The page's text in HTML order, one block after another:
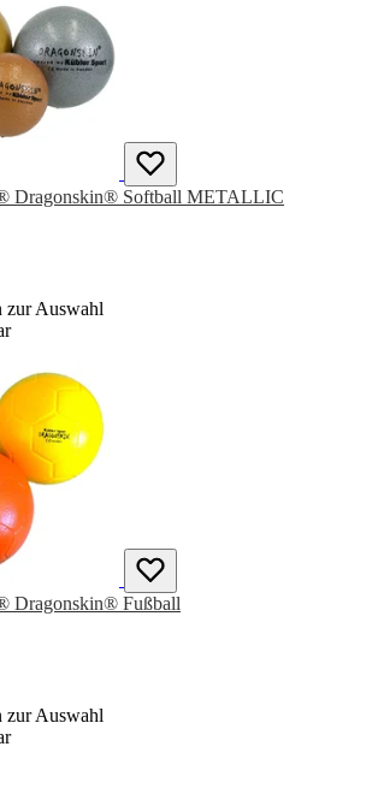
Dragonskin® Softball METALLIC
zur Auswahl
Dragonskin® Fußball
zur Auswahl